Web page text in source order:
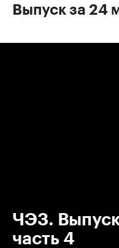
Выпуск за 24
ЧЭЗ.
часть 4